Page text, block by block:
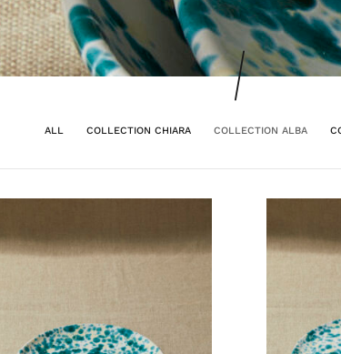
ALL COLLECTION CHIARA COLLECTION ALBA